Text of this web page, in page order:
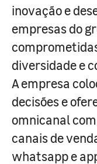
inovação e
empresas do
diversidade e
A empresa
decisões e
omnicanal
canais de
whatsapp e